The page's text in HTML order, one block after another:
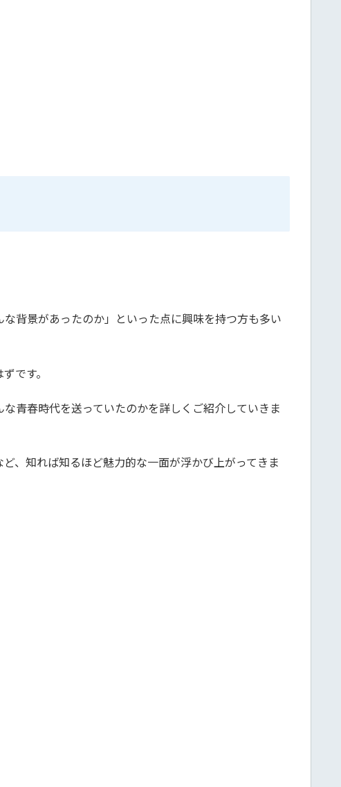
背景があったのか」といった点に興味を持つ方も多い
です。
青春時代を送っていたのかを詳しくご紹介していきま
、知れば知るほど魅力的な一面が浮かび上がってきま